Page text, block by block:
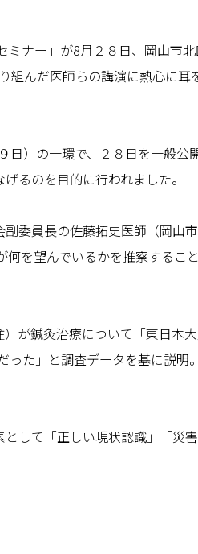
ナー」が8月２８日、岡山市
組んだ医師らの講演に熱心に耳
日）の一環で、２８日を一般公
るのを目的に行われました。
委員長の佐藤拓史医師（岡山
を望んでいるかを推察するこ
が鍼灸治療について「東日本
た」と調査データを基に説
して「正しい現状認識」「災